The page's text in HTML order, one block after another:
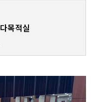
다목적실